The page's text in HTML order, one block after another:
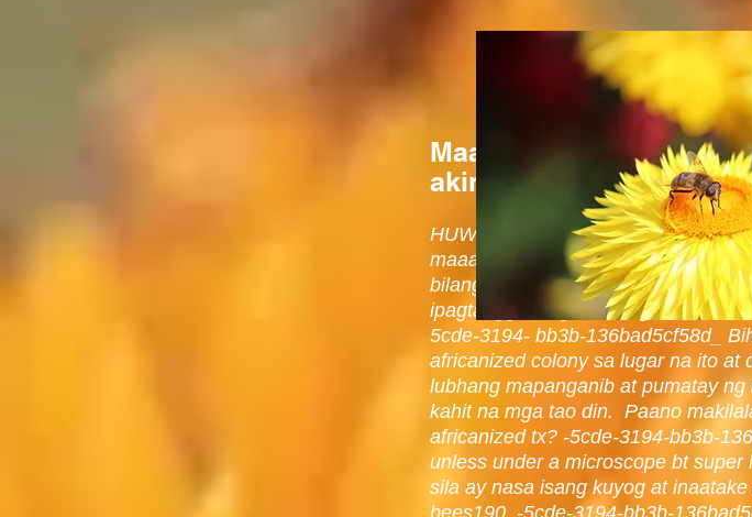
Maaari ko bang alisin
aking sarili?
HUWAG tatangkaing alisin ang
maaari kang magtungo sa ospital!
bilang isa kapag nakakaramdam ng
ipagtanggol ang kanilang tahanan
5cde-3194- bb3b-136bad5cf58d_
africanized colony sa lugar na ito at
lubhang mapanganib at pumatay
kahit na mga tao din. Paano
africanized tx? -5cde-3194-bb3b-
unless under a microscope bt
sila ay nasa isang kuyog at
bees190. -5cde-3194-bb3b-